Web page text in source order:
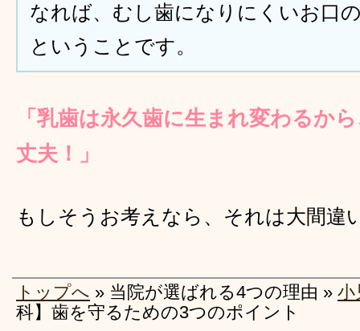
なれば、むし歯になりにくいお口
ということです。
「乳歯は永久歯に生まれ変わるか
丈夫！」
もしそうお考えなら、それは大間違
トップへ » 当院が選ばれる4つの理由 » 小
科】歯を守るための3つのポイント